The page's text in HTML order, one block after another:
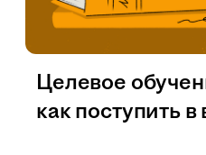
Целевое
как поступить в